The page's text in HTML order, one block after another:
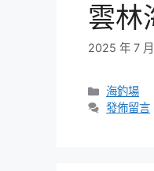
雲林
2025 年 7
分
類
海釣場
發佈留言